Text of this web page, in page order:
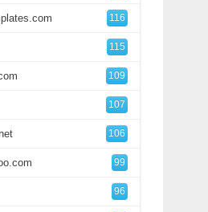
116
115
109
107
106
99
96